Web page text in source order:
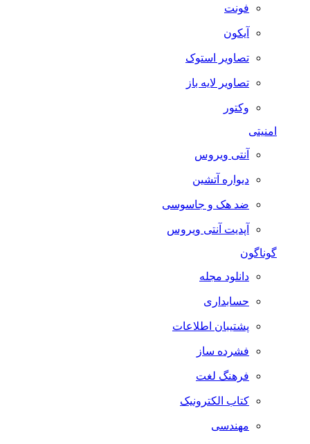
فونت
آیکون
تصاویر استوک
تصاویر لایه باز
وکتور
امنیتی
آنتی ویروس
دیواره آتشین
ضد هک و جاسوسی
آپدیت آنتی ویروس
گوناگون
دانلود مجله
حسابداری
پشتیبان اطلاعات
فشرده ساز
فرهنگ لغت
کتاب الکترونیک
مهندسی